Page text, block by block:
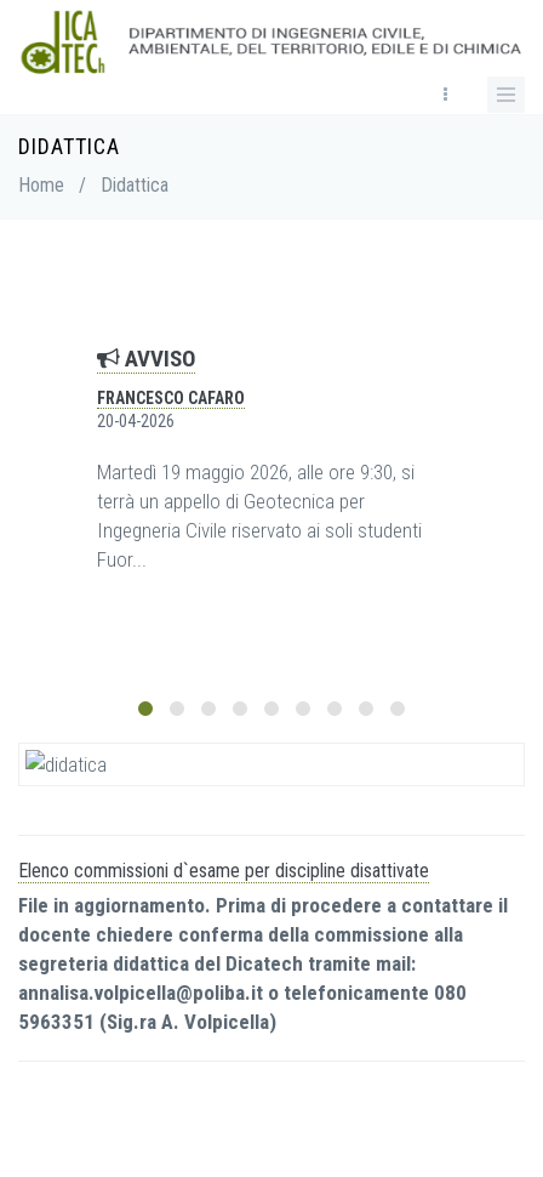
main
DIDATTICA
Breadcrumb
Home / Didattica
AVVISO
FRANCESCO CAFARO
20-04-2026
Martedì 19 maggio 2026, alle ore 9:30, si
terrà un appello di Geotecnica per
Ingegneria Civile riservato ai soli studenti
Fuor...
Elenco commissioni d`esame per discipline disattivate
File in aggiornamento. Prima di procedere a contattare il
docente chiedere conferma della commissione alla
segreteria didattica del Dicatech tramite mail:
annalisa.volpicella@poliba.it o telefonicamente 080
5963351 (Sig.ra A. Volpicella)